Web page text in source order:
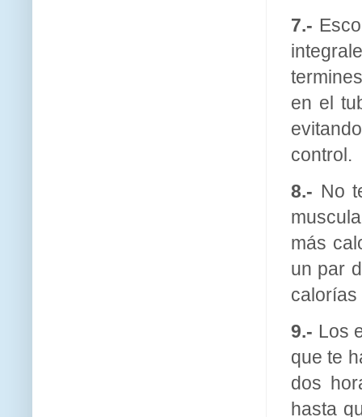
7.-
en el
control.
8.- No
más
un par
calorías
9.- Los
que te
dos
hasta